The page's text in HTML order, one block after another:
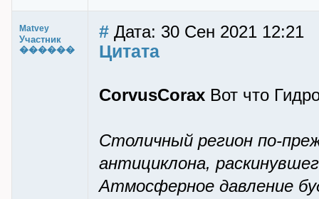
Matvey
Участник
������
# Дата: 30 Сен 2021 12:21
Цитата
CorvusCorax Вот что
Столичный регион по-
антициклона,
Атмосферное давление